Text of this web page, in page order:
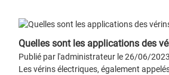
Quelles sont les applications des
Publié par l'administrateur le 26/06/2023
Les vérins électriques, également